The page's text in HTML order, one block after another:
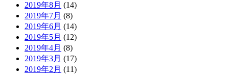
2019年8月 (14)
2019年7月 (8)
2019年6月 (14)
2019年5月 (12)
2019年4月 (8)
2019年3月 (17)
2019年2月 (11)